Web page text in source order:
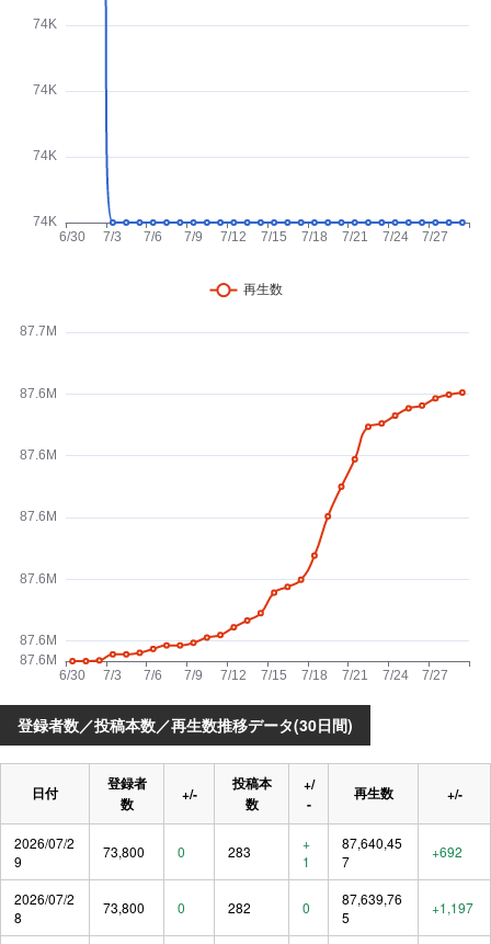
登録者数／投稿本数／再生数推移データ(30日間)
日付
登録者
数
+/-
投稿本
数
+/
-
再生数 +/-
2026/07/2
9
73,800 0 283
+
1
87,640,45
7
+692
2026/07/2
8
73,800 0 282 0
87,639,76
5
+1,197